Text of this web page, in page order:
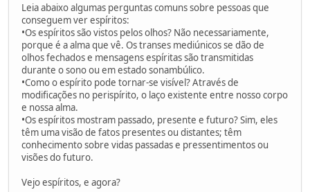
Leia abaixo algumas perguntas comuns sobre pessoas que
conseguem ver espíritos:
•Os espíritos são vistos pelos olhos? Não necessariamente,
porque é a alma que vê. Os transes mediúnicos se dão de
olhos fechados e mensagens espíritas são transmitidas
durante o sono ou em estado sonambúlico.
•Como o espírito pode tornar-se visível? Através de
modificações no perispírito, o laço existente entre nosso corpo
e nossa alma.
•Os espíritos mostram passado, presente e futuro? Sim, eles
têm uma visão de fatos presentes ou distantes; têm
conhecimento sobre vidas passadas e pressentimentos ou
visões do futuro.
Vejo espíritos, e agora?